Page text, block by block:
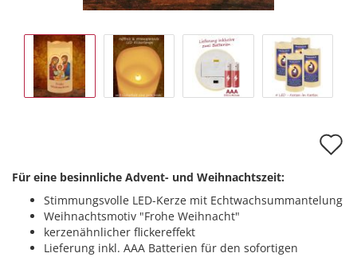
Für eine besinnliche Advent- und Weihnachtszeit:
Stimmungsvolle LED-Kerze mit Echtwachsummantelung
Weihnachtsmotiv "Frohe Weihnacht"
kerzenähnlicher flickereffekt
Lieferung inkl. AAA Batterien für den sofortigen